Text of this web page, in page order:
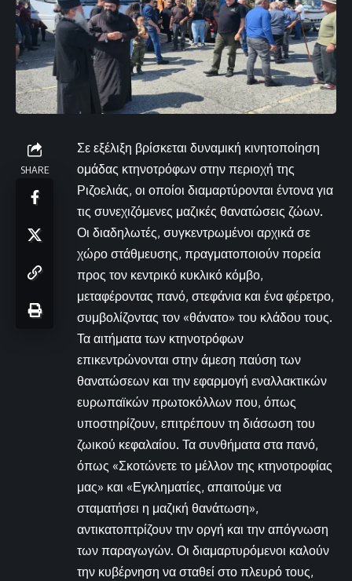
SHARE
Σε εξέλιξη βρίσκεται δυναμική κινητοποίηση
ομάδας κτηνοτρόφων στην περιοχή της
Ριζοελιάς, οι οποίοι διαμαρτύρονται έντονα για
τις συνεχιζόμενες μαζικές θανατώσεις ζώων.
Οι διαδηλωτές, συγκεντρωμένοι αρχικά σε
χώρο στάθμευσης, πραγματοποιούν πορεία
προς τον κεντρικό κυκλικό κόμβο,
μεταφέροντας πανό, στεφάνια και ένα φέρετρο,
συμβολίζοντας τον «θάνατο» του κλάδου τους.
Τα αιτήματα των κτηνοτρόφων
επικεντρώνονται στην άμεση παύση των
θανατώσεων και την εφαρμογή εναλλακτικών
ευρωπαϊκών πρωτοκόλλων που, όπως
υποστηρίζουν, επιτρέπουν τη διάσωση του
ζωικού κεφαλαίου. Τα συνθήματα στα πανό,
όπως «Σκοτώνετε το μέλλον της κτηνοτροφίας
μας» και «Εγκληματίες, απαιτούμε να
σταματήσει η μαζική θανάτωση»,
αντικατοπτρίζουν την οργή και την απόγνωση
των παραγωγών. Οι διαμαρτυρόμενοι καλούν
την κυβέρνηση να σταθεί στο πλευρό τους,